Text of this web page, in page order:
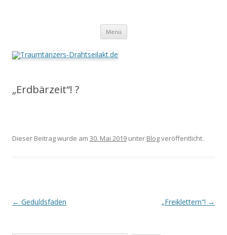
Menü Springe
Inhalt
„Erdbärzeit“! ?
Dieser Beitrag wurde am 30. Mai 2019 unter Blogveröffentlicht.
Beitrags-
← Geduldsfaden „Freiklettern“! →